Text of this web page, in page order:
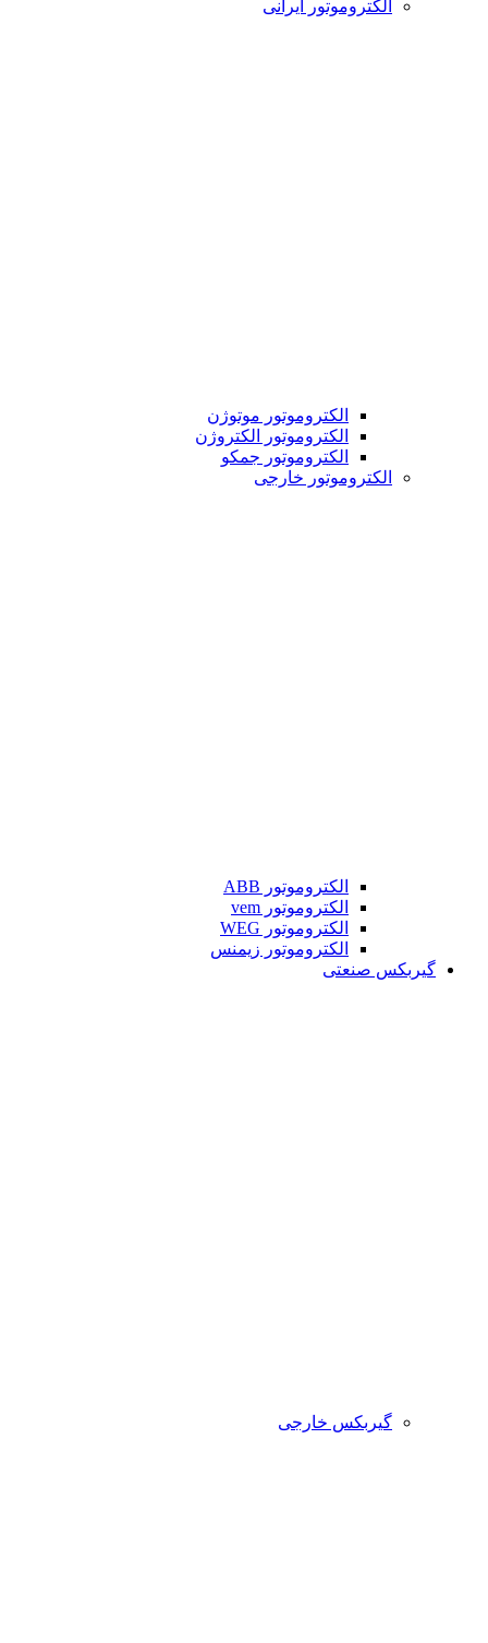
الکتروموتور ایرانی
الکتروموتور موتوژن
الکتروموتور الکتروژن
الکتروموتور جمکو
الکتروموتور خارجی
الکتروموتور ABB
الکتروموتور vem
الکتروموتور WEG
الکتروموتور زیمنس
گیربکس صنعتی
گیربکس خارجی